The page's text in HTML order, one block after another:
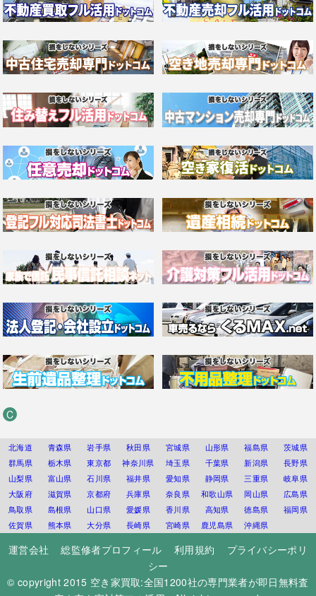
C
北海道 青森県 岩手県 秋田県 宮城県 山形県 福島県
茨城県
群馬県
栃木県 東京都 神奈川県 埼玉県 千葉県 新潟県
長野県
山梨県
富山県 石川県 福井県 愛知県 静岡県 三重県
岐阜県
大阪府
滋賀県 京都府 兵庫県 奈良県 和歌山県 岡山県
広島県
鳥取県
島根県 山口県 愛媛県 香川県 高知県 徳島県
福岡県
佐賀県
熊本県 大分県 長崎県 宮崎県 鹿児島県 沖縄県
運営会社 総監修者プロフィール 利用規約
プライバシーポリ
シー
© copyright 2015 空き家買取:全国1200社の専門業者が即日無料査